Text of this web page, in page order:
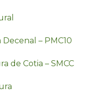
– PMC10
de Cotia – SMCC